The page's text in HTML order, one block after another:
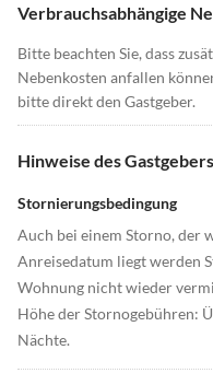
Verbrauchsabhängige
Bitte beachten Sie, dass
Nebenkosten anfallen
bitte direkt den Gastgeber.
Hinweise des Gastgebers
Stornierungsbedingung
Auch bei einem Storno, der
Anreisedatum liegt werden
Wohnung nicht wieder
Höhe der Stornogebühren:
Nächte.